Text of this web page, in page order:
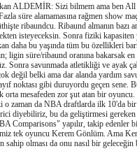
ALDEMİR: Sizi bilmem ama ben All
süre alamamasına rağmen show
ribaundcu. Ribaund almanın bazı
isteyeceksin. Sonra fiziki
daha bu yaşında tüm bu özellikleri
ligin süre/ribaund oranına bakarsak
Sonra savunmada atletikliği ve ayak
değil belki ama dar alanda yardım
noktası gibi duruyordu geçen sene.
orta mesafeden zor şut atan bir
o zaman da NBA draftlarda ilk 10'da
diyebiliriz, bu da geliştirmesi
Comparisons" yapılır, takip edenler
tek oyuncu Kerem Gönlüm. Ama
sahip olması da onu nasıl bir